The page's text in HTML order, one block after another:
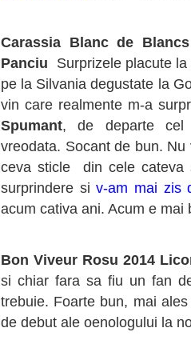
Carassia Blanc de
Panciu
Surprizele placute
pe la Silvania degustate la
vin care realmente m-a
Spumant, de departe cel
vreodata. Socant de bun.
ceva sticle din cele cateva
surprindere siv-am mai zis
acum cativa ani. Acum e
Bon Viveur Rosu 2014
si chiar fara sa fiu un fan
trebuie. Foarte bun, mai
de debut ale oenologului la